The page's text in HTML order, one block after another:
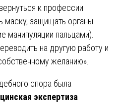
к профессии
маску, защищать органы
манипуляции пальцами).
на другую работу и
желанию».
спора была
экспертиза